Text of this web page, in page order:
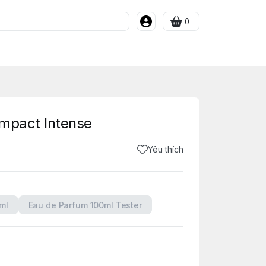
0
Intense
Yêu thích
Eau de Parfum 100ml Tester